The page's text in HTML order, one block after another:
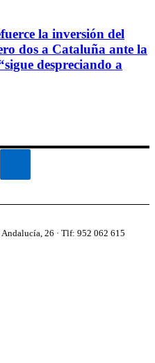
la inversión del
dos a Cataluña ante la
despreciando a
26 · Tlf: 952 062 615